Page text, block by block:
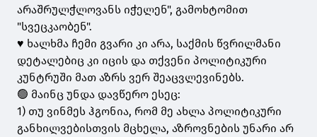
არაშრულჭლოვანს იჭელენ", გამოხტომით
"სვეცკაობენ".
♥️ ხალხმა ჩემი გვარი კი არა, საქმის წვრილმანი
დეტალებიც კი იცის და თქვენი პოლიტიკური
კუნტრუში მათ აზრს ვერ შეაცვლევინებს.
🟢 მაინც უნდა დავწერო ესეც:
1) თუ ვინმეს ჰგონია, რომ მე ახლა პოლიტიკური
განხილვებისთვის მცხელა, აზროვნების უნარი არ